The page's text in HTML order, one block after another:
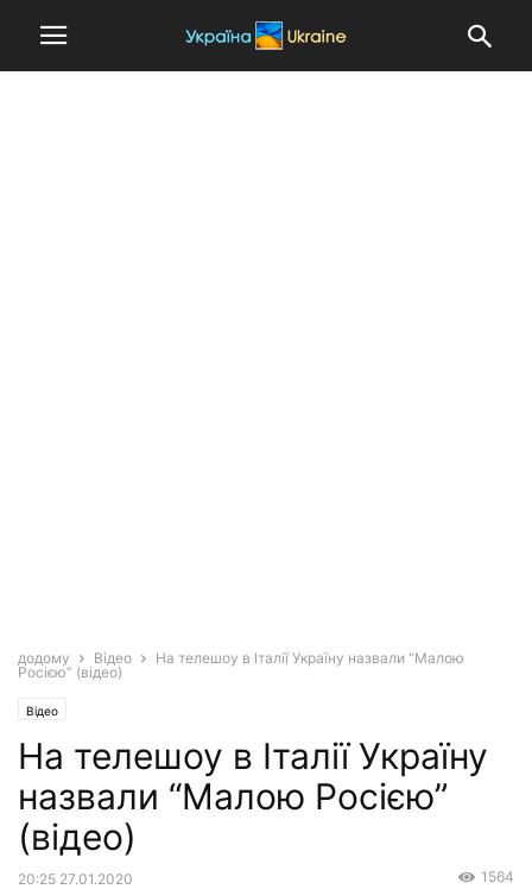
додому Відео
На телешоу в Італії Україну назвали “Малою
Росією” (відео)
Відео
На телешоу в Італії Україну
назвали “Малою Росією”
(відео)
20:25 27.01.2020 1564